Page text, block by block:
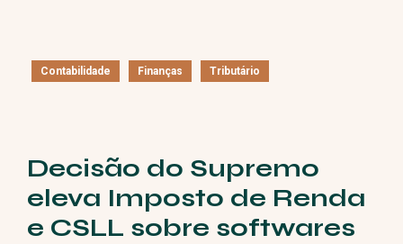
Contabilidade Finanças Tributário
Decisão do Supremo
eleva Imposto de Renda
e CSLL sobre softwares